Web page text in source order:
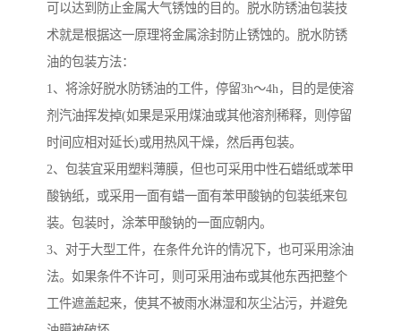
可以达到防止金属大气锈蚀的目的。脱水防锈油包装技
术就是根据这一原理将金属涂封防止锈蚀的。脱水防锈
油的包装方法：
1、将涂好脱水防锈油的工件，停留3h～4h，目的是使溶
剂汽油挥发掉(如果是采用煤油或其他溶剂稀释，则停留
时间应相对延长)或用热风干燥，然后再包装。
2、包装宜采用塑料薄膜，但也可采用中性石蜡纸或苯甲
酸钠纸，或采用一面有蜡一面有苯甲酸钠的包装纸来包
装。包装时，涂苯甲酸钠的一面应朝内。
3、对于大型工件，在条件允许的情况下，也可采用涂油
法。如果条件不许可，则可采用油布或其他东西把整个
工件遮盖起来，使其不被雨水淋湿和灰尘沾污，并避免